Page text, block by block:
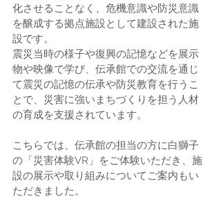
化させることなく、危機意識や防災意識
を醸成する拠点施設として建設された施
設です。
震災当時の様子や復興の記憶などを展示
物や映像で学び、伝承館での交流を通じ
て震災の記憶の伝承や防災教育を行うこ
とで、災害に強いまちづくりを担う人材
の育成を支援されています。
こちらでは、伝承館の担当の方に白獅子
の「災害体験VR」をご体験いただき、施
設の展示や取り組みについてご案内もい
ただきました。